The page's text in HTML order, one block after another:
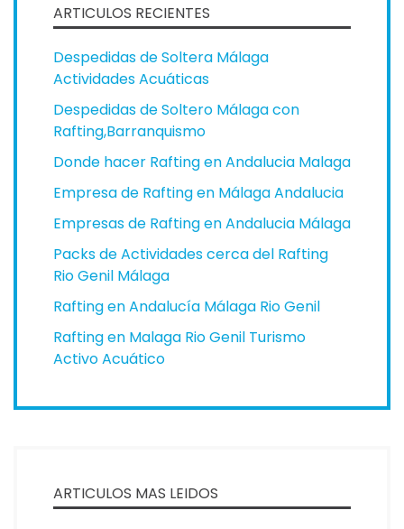
ARTICULOS RECIENTES
Despedidas de Soltera Málaga
Actividades Acuáticas
Despedidas de Soltero Málaga con
Rafting,Barranquismo
Donde hacer Rafting en Andalucia Malaga
Empresa de Rafting en Málaga Andalucia
Empresas de Rafting en Andalucia Málaga
Packs de Actividades cerca del Rafting
Rio Genil Málaga
Rafting en Andalucía Málaga Rio Genil
Rafting en Malaga Rio Genil Turismo
Activo Acuático
ARTICULOS MAS LEIDOS